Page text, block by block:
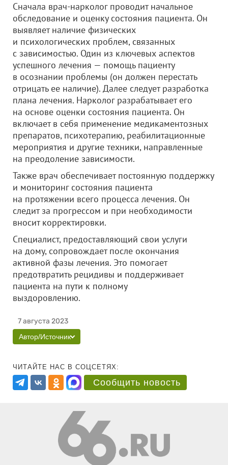
Сначала врач-нарколог проводит начальное
обследование и оценку состояния пациента. Он
выявляет наличие физических
и психологических проблем, связанных
с зависимостью. Один из ключевых аспектов
успешного лечения — помощь пациенту
в осознании проблемы (он должен перестать
отрицать ее наличие). Далее следует разработка
плана лечения. Нарколог разрабатывает его
на основе оценки состояния пациента. Он
включает в себя применение медикаментозных
препаратов, психотерапию, реабилитационные
мероприятия и другие техники, направленные
на преодоление зависимости.
Также врач обеспечивает постоянную поддержку
и мониторинг состояния пациента
на протяжении всего процесса лечения. Он
следит за прогрессом и при необходимости
вносит корректировки.
Специалист, предоставляющий свои услуги
на дому, сопровождает после окончания
активной фазы лечения. Это помогает
предотвратить рецидивы и поддерживает
пациента на пути к полному
выздоровлению.
7 августа 2023
Автор/Источник
ЧИТАЙТЕ НАС В СОЦСЕТЯХ:
Сообщить новость